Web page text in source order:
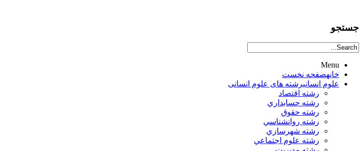
جستجو
Menu
خانهصفحه نخست
علوم انسانيرشته های علوم انسانی
رشته اقتصاد
رشته حسابداري
رشته حقوق
رشته روانشناسي
رشته شهرسازي
رشته علوم اجتماعي